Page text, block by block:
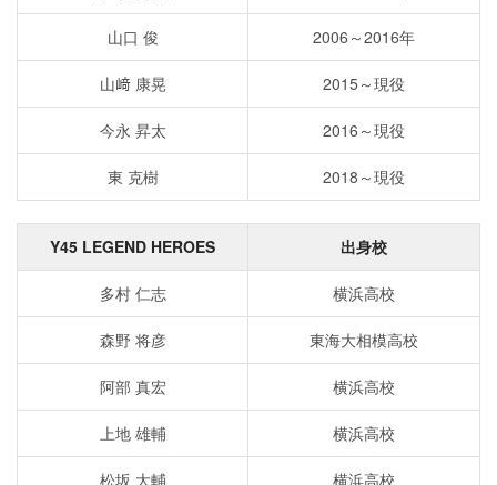
山口 俊 2006～2016年
山﨑 康晃 2015～現役
今永 昇太 2016～現役
東 克樹 2018～現役
Y45 LEGEND HEROES 出身校
多村 仁志 横浜高校
森野 将彦 東海大相模高校
阿部 真宏 横浜高校
上地 雄輔 横浜高校
松坂 大輔 横浜高校